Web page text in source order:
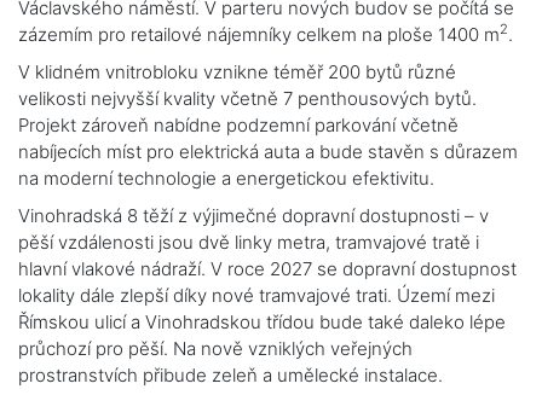
Václavského náměstí. V parteru nových budov se počítá se
zázemím pro retailové nájemníky celkem na ploše 1400 m2.
V klidném vnitrobloku vznikne téměř 200 bytů různé
velikosti nejvyšší kvality včetně 7 penthousových bytů.
Projekt zároveň nabídne podzemní parkování včetně
nabíjecích míst pro elektrická auta a bude stavěn s důrazem
na moderní technologie a energetickou efektivitu.
Vinohradská 8 těží z výjimečné dopravní dostupnosti – v
pěší vzdálenosti jsou dvě linky metra, tramvajové tratě i
hlavní vlakové nádraží. V roce 2027 se dopravní dostupnost
lokality dále zlepší díky nové tramvajové trati. Území mezi
Římskou ulicí a Vinohradskou třídou bude také daleko lépe
průchozí pro pěší. Na nově vzniklých veřejných
prostranstvích přibude zeleň a umělecké instalace.